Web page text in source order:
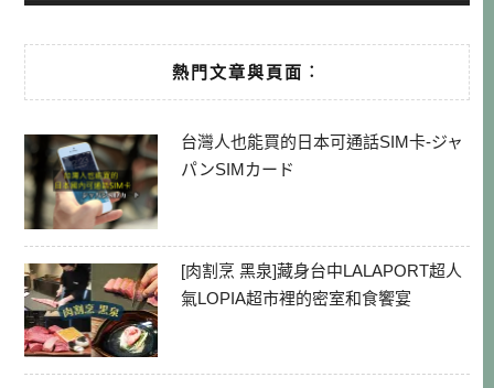
熱門文章與頁面︰
台灣人也能買的日本可通話SIM卡-ジャ
パンSIMカード
[肉割烹 黑泉]藏身台中LALAPORT超人
氣LOPIA超市裡的密室和食饗宴